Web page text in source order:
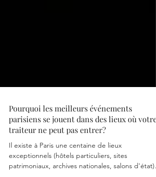
Pourquoi les meilleurs événements
parisiens se jouent dans des lieux où votre
traiteur ne peut pas entrer?